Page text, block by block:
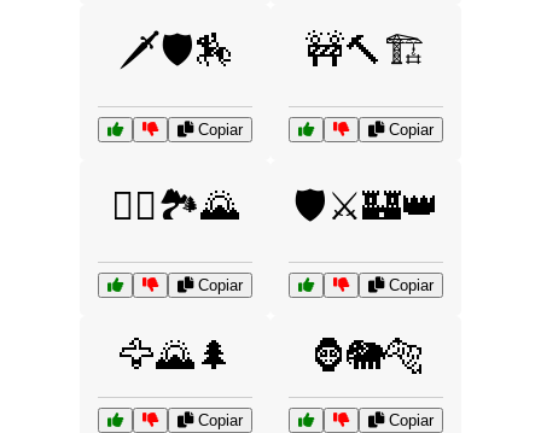
🗡️🛡️🏇
Copiar
🚧🔨🏗️
Copiar
🚴‍♀️🏞️🌄
Copiar
🛡️⚔️🏰👑
Copiar
🦅🌄🌲
Copiar
🦍🐘🐅
Copiar